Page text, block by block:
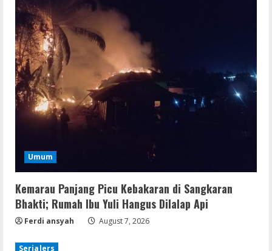
Umum
Kemarau Panjang Picu Kebakaran di Sangkaran
Bhakti; Rumah Ibu Yuli Hangus Dilalap Api
Ferdi ansyah August 7, 2026
Serialers